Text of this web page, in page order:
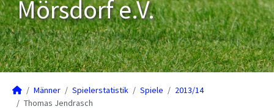
Mörsdorf e.V.
Männer Spielerstatistik Spiele
2013/14
Thomas Jendrasch